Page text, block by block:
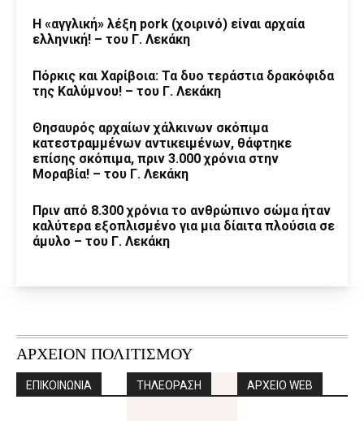
Η «αγγλική» λέξη pork (χοιρινό) είναι αρχαία
ελληνική! – του Γ. Λεκάκη
Πόρκις και Χαρίβοια: Τα δυο τεράστια δρακόφιδα
της Καλύμνου! – του Γ. Λεκάκη
Θησαυρός αρχαίων χάλκινων σκόπιμα
κατεστραμμένων αντικειμένων, θάφτηκε
επίσης σκόπιμα, πριν 3.000 χρόνια στην
Μοραβία! – του Γ. Λεκάκη
Πριν από 8.300 χρόνια το ανθρώπινο σώμα ήταν
καλύτερα εξοπλισμένο για μια δίαιτα πλούσια σε
άμυλο – του Γ. Λεκάκη
ΑΡΧΕΙΟΝ ΠΟΛΙΤΙΣΜΟΥ
ΕΠΙΚΟΙΝΩΝΙΑ ΤΗΛΕΟΡΑΣΗ ΑΡΧΕΙΟ WEB